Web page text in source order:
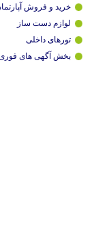
خرید و فروش
لوازم دست ساز
تورهای داخلی
بخش آگهی های